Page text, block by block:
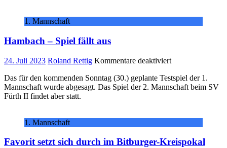
1. Mannschaft
Hambach – Spiel fällt aus
24. Juli 2023 Roland Rettig Kommentare deaktiviertfür
–
Spiel
Das für den kommenden Sonntag (30.) geplante Testspiel der 1.
Mannschaft wurde abgesagt. Das Spiel der 2. Mannschaft beim SV
Fürth II findet aber statt.
1. Mannschaft
Favorit setzt sich durch im Bitburger-Kreispokal